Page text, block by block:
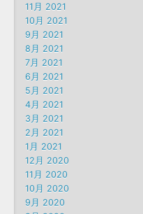
11月 2021
10月 2021
9月 2021
8月 2021
7月 2021
6月 2021
5月 2021
4月 2021
3月 2021
2月 2021
1月 2021
12月 2020
11月 2020
10月 2020
9月 2020